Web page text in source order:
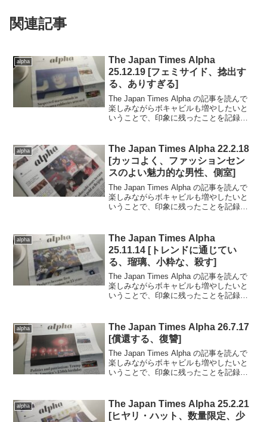
関連記事
alpha
The Japan Times Alpha
25.12.19 [フェミサイド、捻出す
る、ありすぎる]
The Japan Times Alpha の記事を読んで
楽しみながらボキャビルも増やしたいと
いうことで、印象に残ったことを記録し
切るコーピング。.....
alpha
The Japan Times Alpha 22.2.18
[カッコよく、ファッションセン
スのよい魅力的な男性、側室]
The Japan Times Alpha の記事を読んで
楽しみながらボキャビルも増やしたいと
いうことで、印象に残ったことを記録し
の契約数が1,000万...
alpha
The Japan Times Alpha
25.11.14 [トレンドに通じてい
る、瑠璃、小粋な、殺す]
The Japan Times Alpha の記事を読んで
楽しみながらボキャビルも増やしたいと
いうことで、印象に残ったことを記録し
ーストラリア兵士の書...
alpha
The Japan Times Alpha 26.7.17
[償還する、復讐]
The Japan Times Alpha の記事を読んで
楽しみながらボキャビルも増やしたいと
いうことで、印象に残ったことを記録し
ーマに愛好家が集まる...
alpha
The Japan Times Alpha 25.2.21
[ヒヤリ・ハット、数量限定、少